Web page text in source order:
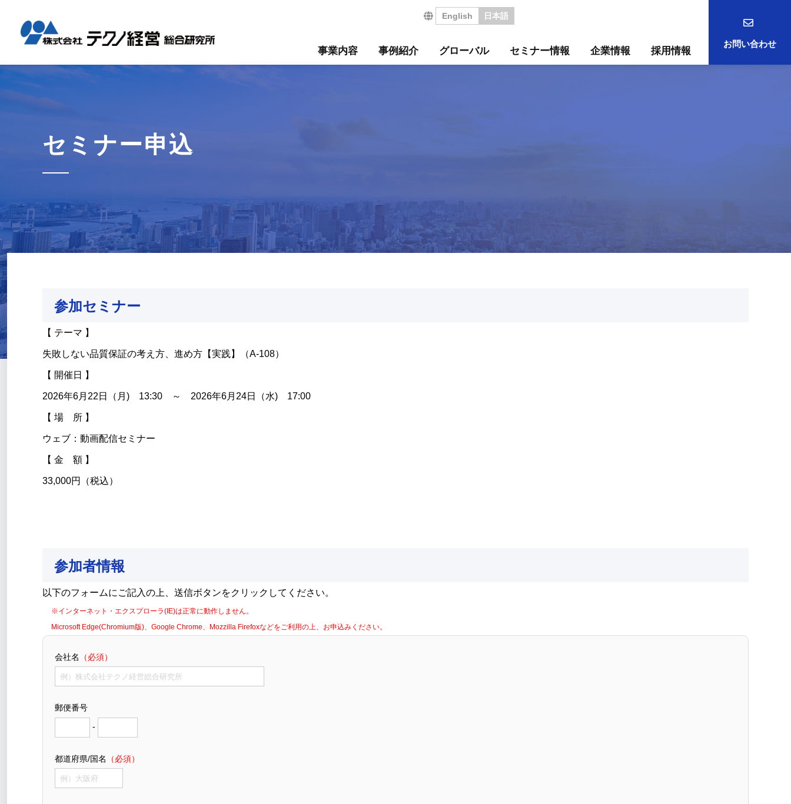
English 日本語
事業内容 事例紹介 グローバル セミナー情報 企業情報 採用情報
お問い合わせ
セミナー申込
参加セミナー
【 テーマ 】
失敗しない品質保証の考え方、進め方【実践】（A-108）
【 開催日 】
2026年6月22日（月) 13:30 ～ 2026年6月24日（水) 17:00
【 場 所 】
ウェブ：動画配信セミナー
【 金 額 】
33,000円（税込）
参加者情報
以下のフォームにご記入の上、送信ボタンをクリックしてください。
※インターネット・エクスプローラ(IE)は正常に動作しません。
Microsoft Edge(Chromium版)、Google Chrome、Mozzilla Firefoxなどをご利用の上、お申込みください。
会社名 （必須）
郵便番号
-
都道府県/国名 （必須）